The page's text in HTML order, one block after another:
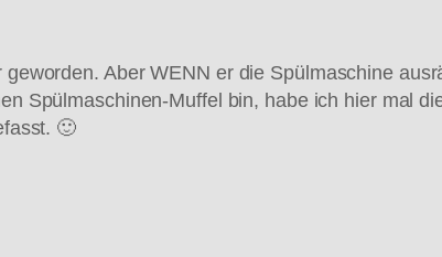
Aber WENN er die Spülmaschine
Spülmaschinen-Muffel bin, habe ich hier mal
🙂